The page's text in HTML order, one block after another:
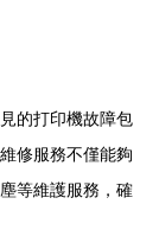
的打印機故障包
修服務不僅能夠
等維護服務，確